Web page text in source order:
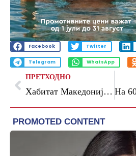
Facebook Twitter
Telegram WhatsApp
ПРЕТХОДНО
Хабитат Македонија со проект за соларна енергија во станбени згради во општините Карпош и Битола